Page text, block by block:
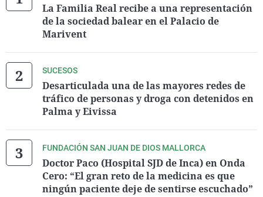
La Familia Real recibe a una representación
de la sociedad balear en el Palacio de
Marivent
SUCESOS
Desarticulada una de las mayores redes de
tráfico de personas y droga con detenidos en
Palma y Eivissa
FUNDACIÓN SAN JUAN DE DIOS MALLORCA
Doctor Paco (Hospital SJD de Inca) en Onda
Cero: “El gran reto de la medicina es que
ningún paciente deje de sentirse escuchado”